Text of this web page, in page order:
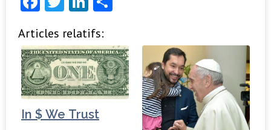
c
e
b
o
o
it
t
e
r
k
e
dI
n
ta
g
e
r
Articles relatifs:
In $ We Trust